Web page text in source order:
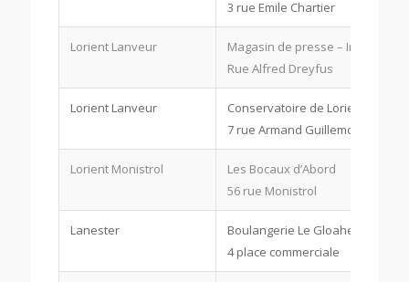
3 rue Emile Chartier
Lorient Lanveur
Magasin de presse –
Rue Alfred Dreyfus
Lorient Lanveur
Conservatoire de Lorient
7 rue Armand Guillemot
Lorient Monistrol
Les Bocaux d’Abord
56 rue Monistrol
Lanester
Boulangerie Le Gloahec
4 place commerciale